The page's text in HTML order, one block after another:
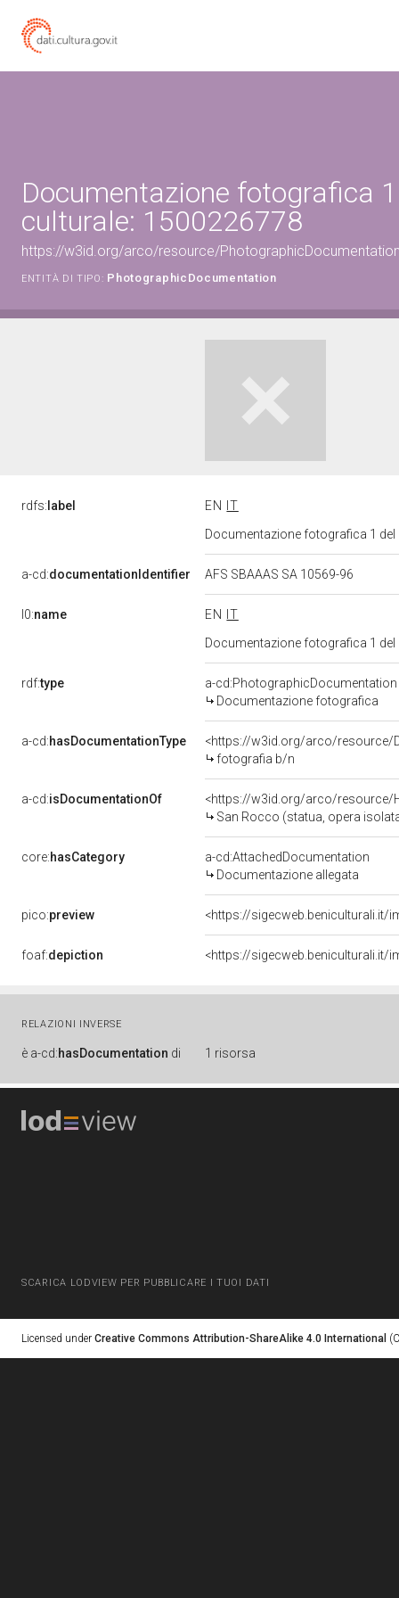
Documentazione fotografica
culturale: 1500226778
https://w3id.org/arco/resource/
ENTITÀ DI TIPO: PhotographicDocumentation
rdfs: label EN
IT
Documentazione fotografica 1
a-cd:documentationIdentifier AFS SBAAAS SA 10569-96
l0:name EN
IT
Documentazione fotografica 1
rdf:type
a-cd:PhotographicDocumentation
Documentazione fotografica
a-cd:hasDocumentationType
<https://w3id.org/arco/resource/
fotografia b/n
a-cd:isDocumentationOf
<https://w3id.org/arco/resource/
San Rocco (statua, opera
core:hasCategory
a-cd:AttachedDocumentation
Documentazione allegata
pico:preview <https://sigecweb.beniculturali.it/
foaf:depiction <https://sigecweb.beniculturali.it/
RELAZIONI INVERSE
è a-cd:hasDocumentation di 1 risorsa
SCARICA LODVIEW PER PUBBLICARE I TUOI DATI
Licensed under Creative Commons Attribution-ShareAlike 4.0 International